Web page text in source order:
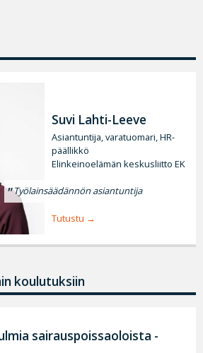
Suvi Lahti-Leeve
Asiantuntija, varatuomari, HR-
päällikkö
Elinkeinoelämän keskusliitto EK
Työlainsäädännön asiantuntija
Tutustu
koulutuksiin
sairauspoissaoloista -